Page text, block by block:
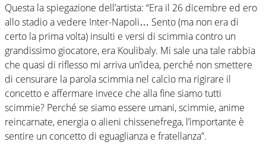
Questa la spiegazione dell’artista: “Era il 26 dicembre ed ero
allo stadio a vedere Inter-Napoli… Sento (ma non era di
certo la prima volta) insulti e versi di scimmia contro un
grandissimo giocatore, era Koulibaly. Mi sale una tale rabbia
che quasi di riflesso mi arriva un’idea, perché non smettere
di censurare la parola scimmia nel calcio ma rigirare il
concetto e affermare invece che alla fine siamo tutti
scimmie? Perché se siamo essere umani, scimmie, anime
reincarnate, energia o alieni chissenefrega, l’importante è
sentire un concetto di eguaglianza e fratellanza”.